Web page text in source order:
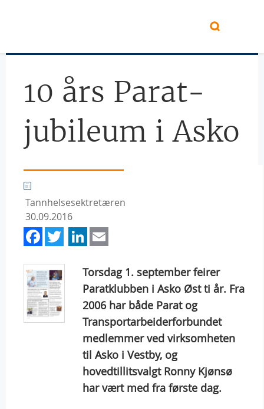
10 års Parat-
jubileum i Asko
Tannhelsesektretæren
30.09.2016
Facebook
TwitterLinkedIn
Torsdag 1. september feirer
Paratklubben i Asko Øst ti år. Fra
2006 har både Parat og
Transportarbeiderforbundet
medlemmer ved virksomheten
til Asko i Vestby, og
hovedtillitsvalgt Ronny Kjønsø
har vært med fra første dag.